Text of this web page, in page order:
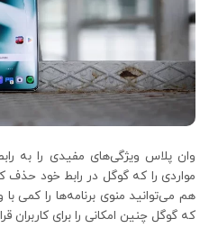
وان پلاس ویژگی‌های مفیدی را به
مواردی را که گوگل در رابط خود
هم می‌توانید منوی برنامه‌ها را کمی
که گوگل چنین امکانی را برای کاربران